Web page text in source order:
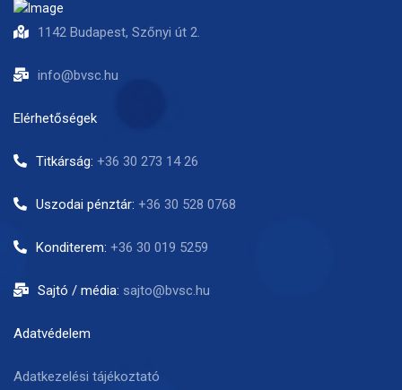
1142 Budapest, Szőnyi út 2.
info@bvsc.hu
Elérhetőségek
Titkárság: +36 30 273 14 26
Uszodai pénztár: +36 30 528 0768
Konditerem: +36 30 019 5259
Sajtó / média: sajto@bvsc.hu
Adatvédelem
Adatkezelési tájékoztató